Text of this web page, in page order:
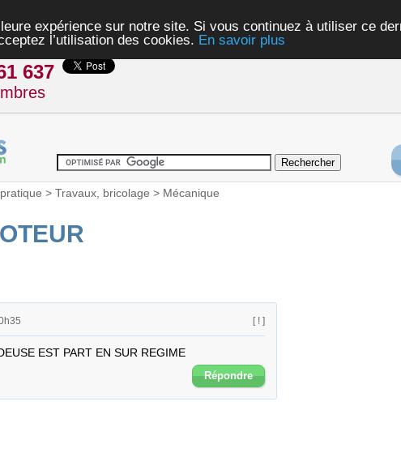
expérience sur notre site. Si vous continuez à utiliser ce
l’utilisation des cookies. En savoir plus
637
> Travaux, bricolage > Mécanique
[ ! ]
EST PART EN SUR REGIME
Répondre